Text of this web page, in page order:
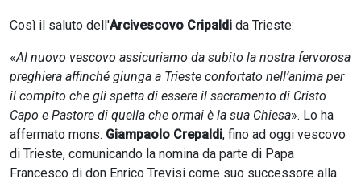
Così il saluto dell'Arcivescovo Cripaldi da Trieste:
«Al nuovo vescovo assicuriamo da subito la nostra fervorosa
preghiera affinché giunga a Trieste confortato nell’anima per
il compito che gli spetta di essere il sacramento di Cristo
Capo e Pastore di quella che ormai è la sua Chiesa». Lo ha
affermato mons. Giampaolo Crepaldi, fino ad oggi vescovo
di Trieste, comunicando la nomina da parte di Papa
Francesco di don Enrico Trevisi come suo successore alla